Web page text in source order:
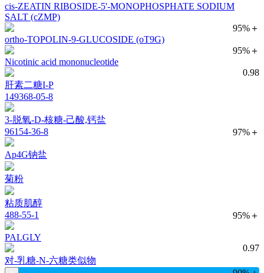
cis-ZEATIN RIBOSIDE-5'-MONOPHOSPHATE SODIUM
SALT (cZMP)
95%＋
ortho-TOPOLIN-9-GLUCOSIDE (oT9G)
95%＋
Nicotinic acid mononucleotide
0.98
肝素二糖I-P
149368-05-8
3-脱氧-D-核糖-己酸,钙盐
97%＋
96154-36-8
Ap4G钠盐
菊粉
粘质肌醇
95%＋
488-55-1
PALGLY
0.97
对-乳糖-N-六糖类似物